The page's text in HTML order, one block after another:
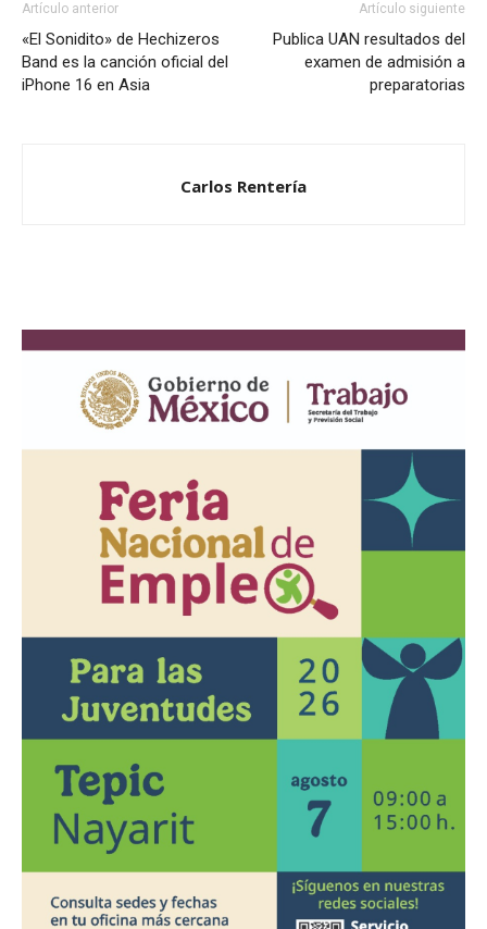
Artículo anterior
«El Sonidito» de Hechizeros
Band es la canción oficial del
iPhone 16 en Asia
Artículo siguiente
Publica UAN resultados del
examen de admisión a
preparatorias
Carlos Rentería